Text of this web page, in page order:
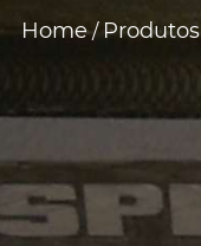
Home/ Produtos